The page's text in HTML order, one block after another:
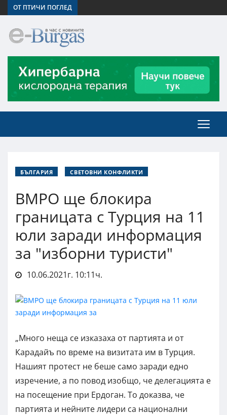
ОТ ПТИЧИ ПОГЛЕД
БЪЛГАРИЯ СВЕТОВНИ КОНФЛИКТИ
ВМРО ще блокира
границата с Турция на 11
юли заради информация
за "изборни туристи"
10.06.2021г. 10:11ч.
„Много неща се изказаха от партията и от
Карадайъ по време на визитата им в Турция.
Нашият протест не беше само заради едно
изречение, а по повод изобщо, че делегацията е
на посещение при Ердоган. То доказва, че
партията и нейните лидери са национални